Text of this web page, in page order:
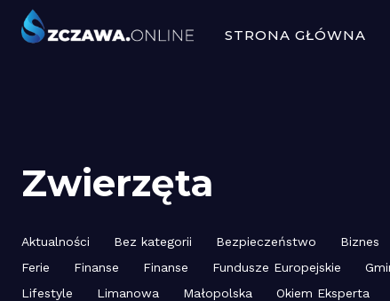
STRONA GŁÓWNA
Zwierzęta
Aktualności Bez kategorii Bezpieczeństwo Biznes
Ferie
Finanse Finanse Fundusze Europejskie
Lifestyle
Limanowa Małopolska Okiem Eksperta